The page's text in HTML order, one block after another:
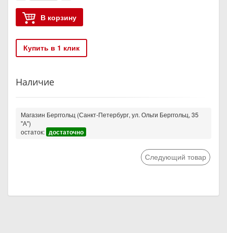
В корзину
Купить в 1 клик
Наличие
Магазин Берггольц (Санкт-Петербург, ул. Ольги Берггольц, 35
"А")
остаток: достаточно
Следующий товар